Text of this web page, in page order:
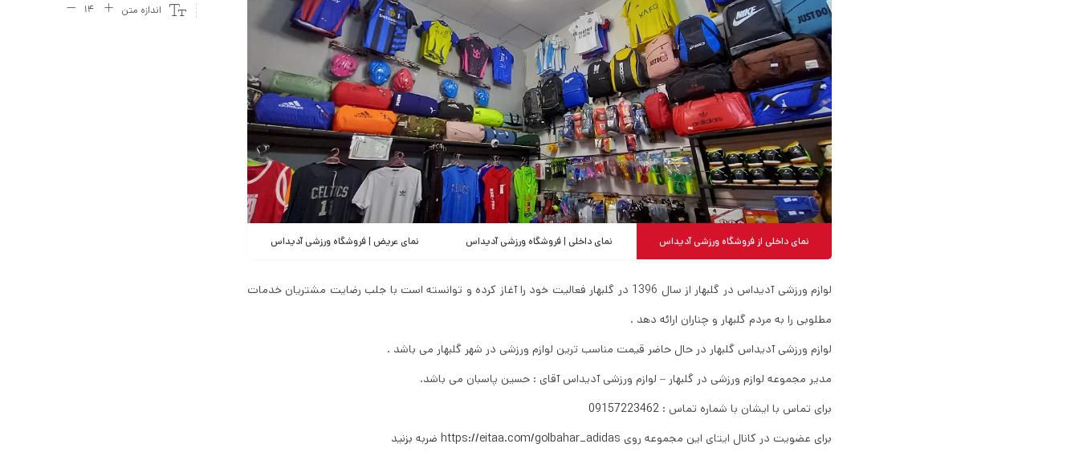
اندازه متن
14
نمای داخلی از فروشگاه ورزشی آدیداس نمای داخلی | فروشگاه ورزشی آدیداس نمای عریض | فروشگاه ورزشی آدیداس
لوازم ورزشی آدیداس در گلبهار از سال 1396 در گلبهار فعالیت خود را آغاز کرده و توانسته است با جلب رضایت مشتریان خدمات
مطلوبی را به مردم گلبهار و چناران ارائه دهد .
لوازم ورزشی آدیداس گلبهار در حال حاضر قیمت مناسب ترین لوازم ورزشی در شهر گلبهار می باشد .
مدیر مجموعه لوازم ورزشی در گلبهار – لوازم ورزشی آدیداس آقای : حسین پاسبان می باشد.
برای تماس با ایشان با شماره تماس : 09157223462
برای عضویت در کانال ایتای این مجموعه روی https://eitaa.com/golbahar_adidas ضربه بزنید